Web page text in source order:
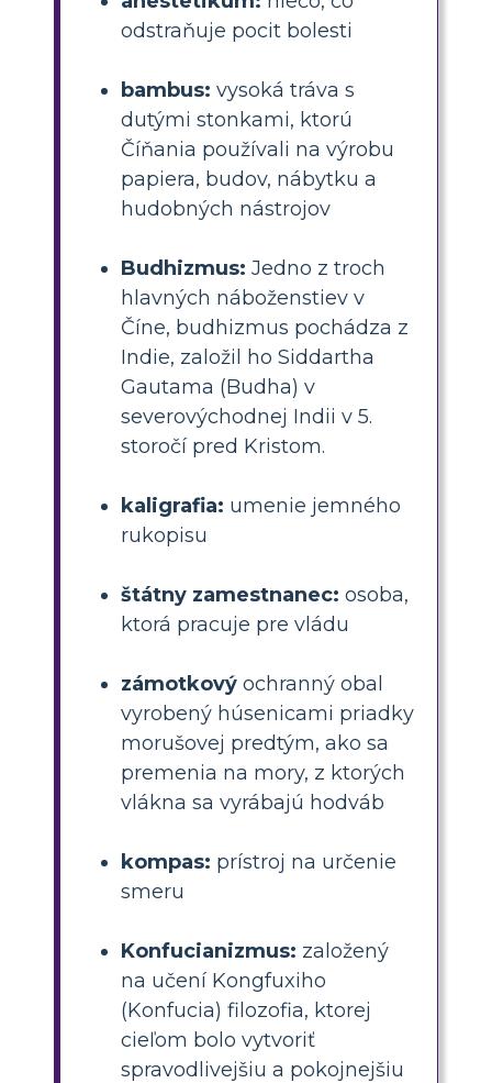
odstraňuje pocit bolesti
bambus: vysoká tráva s
dutými stonkami, ktorú
Číňania používali na výrobu
papiera, budov, nábytku a
hudobných nástrojov
Budhizmus: Jedno z troch
hlavných náboženstiev v
Číne, budhizmus pochádza z
Indie, založil ho Siddartha
Gautama (Budha) v
severovýchodnej Indii v 5.
storočí pred Kristom.
kaligrafia: umenie jemného
rukopisu
štátny zamestnanec: osoba,
ktorá pracuje pre vládu
zámotkový ochranný obal
vyrobený húsenicami priadky
morušovej predtým, ako sa
premenia na mory, z ktorých
vlákna sa vyrábajú hodváb
kompas: prístroj na určenie
smeru
Konfucianizmus: založený
na učení Kongfuxiho
(Konfucia) filozofia, ktorej
cieľom bolo vytvoriť
spravodlivejšiu a pokojnejšiu